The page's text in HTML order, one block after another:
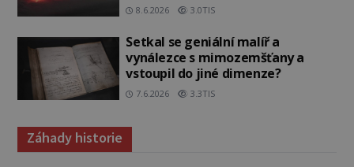
8.6.2026 3.0TIS
Setkal se geniální malíř a
vynálezce s mimozemšťany a
vstoupil do jiné dimenze?
7.6.2026 3.3TIS
Záhady historie